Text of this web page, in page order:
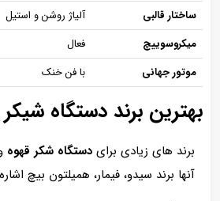
ساختار قالبی
آلیاژ روشن و استیل
میکروسوییچ
فعال
موتور جهانی
با فن خنک
بهترین برند دستگاه
برند های زیادی برای دستگاه شکر قهوه
آنها برند سیدو، فیمار، همیلتون بیچ